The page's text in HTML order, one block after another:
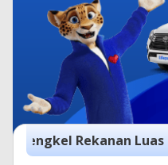
Kode Promo:MERDEKA2026